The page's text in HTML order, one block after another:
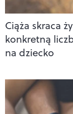
Ciąża skraca
konkretną
na dziecko